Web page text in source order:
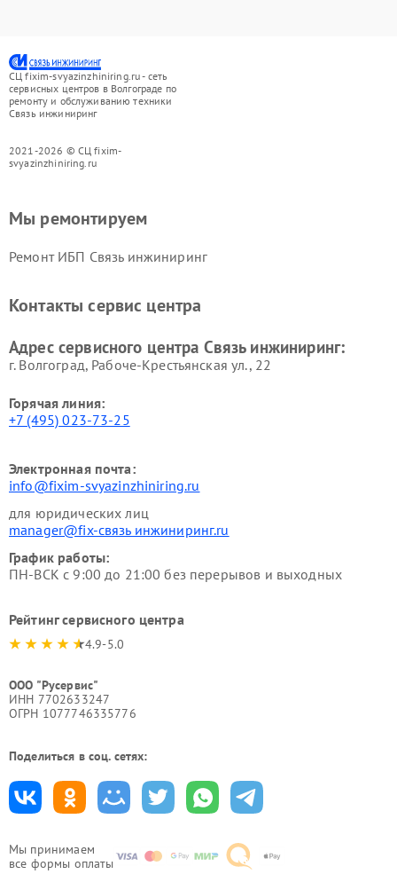
СЦ fixim-svyazinzhiniring.ru - сеть
сервисных центров в Волгограде по
ремонту и обслуживанию техники
Связь инжиниринг
2021-2026 © СЦ fixim-
svyazinzhiniring.ru
Мы принимаем
все формы оплаты
Мы ремонтируем
Ремонт ИБП Связь инжиниринг
Контакты сервис центра
Адрес сервисного центра Связь инжиниринг:
г. Волгоград, Рабоче-Крестьянская ул., 22
Горячая линия:
+7 (495) 023-73-25
Электронная почта:
info@fixim-svyazinzhiniring.ru
для юридических лиц
manager@fix-связь инжиниринг.ru
График работы:
ПН-ВСК с 9:00 до 21:00 без перерывов и выходных
Рейтинг сервисного центра
4.9-5.0
ООО "Русервис"
ИНН 7702633247
ОГРН 1077746335776
Поделиться в соц. сетях: